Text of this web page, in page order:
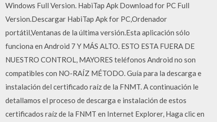
Windows Full Version. HabiTap Apk Download for PC Full
Version.Descargar HabiTap Apk for PC,Ordenador
portátil,Ventanas de la última versión.Esta aplicación sólo
funciona en Android 7 Y MÁS ALTO. ESTO ESTA FUERA DE
NUESTRO CONTROL, MAYORES teléfonos Android no son
compatibles con NO-RAÍZ MÉTODO. Guía para la descarga e
instalación del certificado raíz de la FNMT. A continuación le
detallamos el proceso de descarga e instalación de estos
certificados raíz de la FNMT en Internet Explorer, Haga clic en